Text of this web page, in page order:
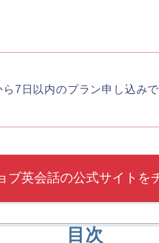
7日以内のプラン申し込み
ブ英会話の公式サイトを
目次